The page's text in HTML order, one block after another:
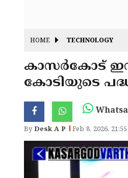
HOME TECHNOLOGY
കാസർകോട്
കോടിയുടെ
ByDesk A P Feb 8, 2026,